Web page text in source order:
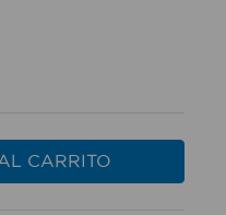
CARRITO